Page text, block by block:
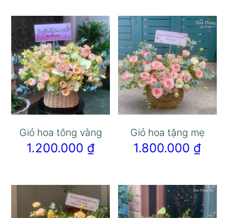
Giỏ hoa tông vàng
1.200.000 ₫
Giỏ hoa tặng mẹ
1.800.000 ₫